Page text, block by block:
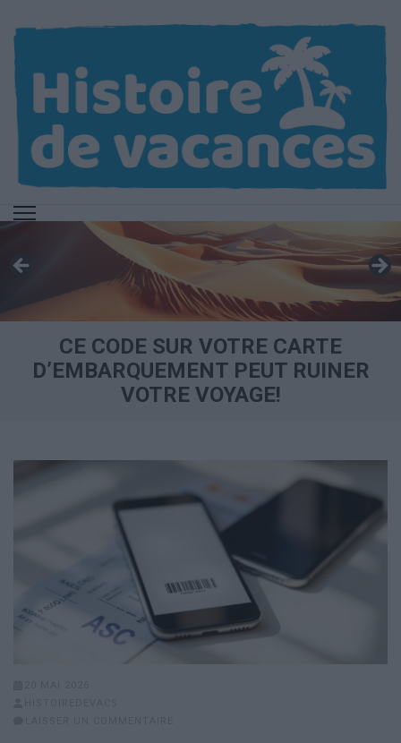
contenu
(Pressez
Entrée)
CE CODE SUR VOTRE CARTE
D’EMBARQUEMENT PEUT RUINER
VOTRE VOYAGE!